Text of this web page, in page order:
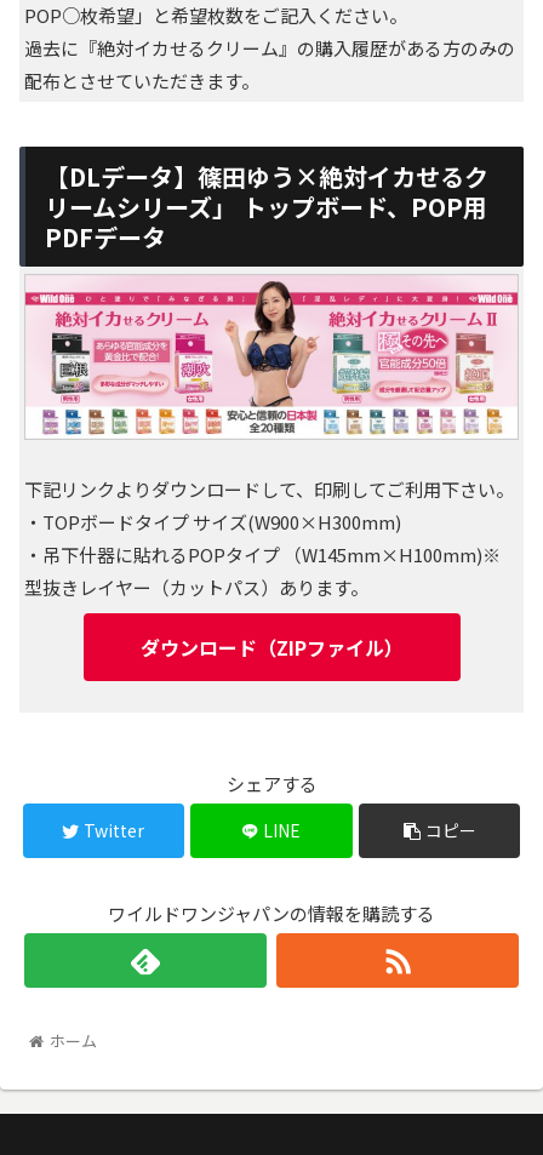
POP○枚希望」と希望枚数をご記入ください。
過去に『絶対イカせるクリーム』の購入履歴がある方のみの
配布とさせていただきます。
【DLデータ】篠田ゆう×絶対イカせるク
リームシリーズ」 トップボード、POP用
PDFデータ
下記リンクよりダウンロードして、印刷してご利用下さい。
・TOPボードタイプ サイズ(W900×H300mm)
・吊下什器に貼れるPOPタイプ （W145mm×H100mm)※
型抜きレイヤー（カットパス）あります。
ダウンロード（ZIPファイル）
シェアする
Twitter LINE コピー
ワイルドワンジャパンの情報を購読する
ホーム